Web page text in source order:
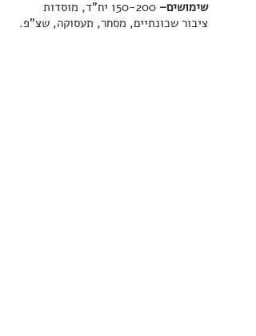
שימושים–
150-200 יח"ד, מוסדות
ציבור שכונתיים, מסחר, תעסוקה, שצ"פ.